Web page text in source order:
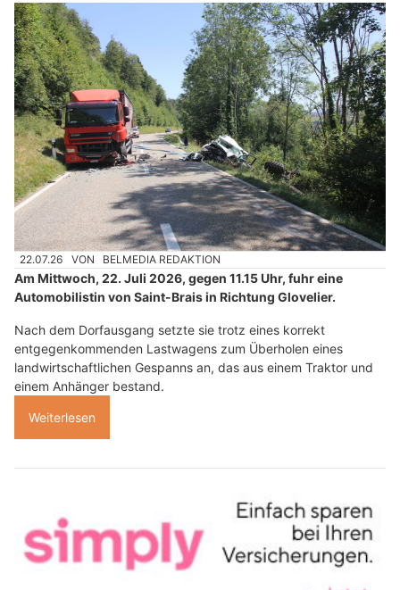
22.07.26 VON BELMEDIA REDAKTION
Am Mittwoch, 22. Juli 2026, gegen 11.15 Uhr, fuhr eine
Automobilistin von Saint-Brais in Richtung Glovelier.
Nach dem Dorfausgang setzte sie trotz eines korrekt
entgegenkommenden Lastwagens zum Überholen eines
landwirtschaftlichen Gespanns an, das aus einem Traktor und
einem Anhänger bestand.
Weiterlesen